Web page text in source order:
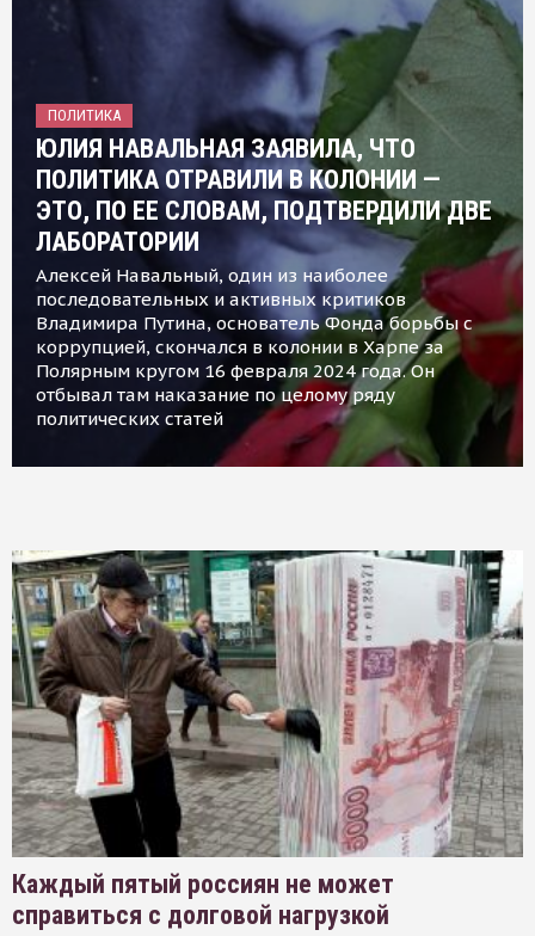
ПОЛИТИКА
ЮЛИЯ НАВАЛЬНАЯ ЗАЯВИЛА, ЧТО
ПОЛИТИКА ОТРАВИЛИ В КОЛОНИИ —
ЭТО, ПО ЕЕ СЛОВАМ, ПОДТВЕРДИЛИ ДВЕ
ЛАБОРАТОРИИ
Алексей Навальный, один из наиболее
последовательных и активных критиков
Владимира Путина, основатель Фонда борьбы с
коррупцией, скончался в колонии в Харпе за
Полярным кругом 16 февраля 2024 года. Он
отбывал там наказание по целому ряду
политических статей
Каждый пятый россиян не может
справиться с долговой нагрузкой